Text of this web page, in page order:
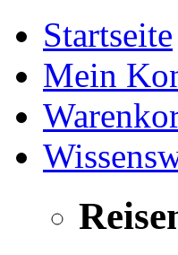
Startseite
Mein